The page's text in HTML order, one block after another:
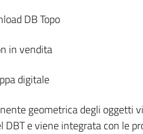
DB Topo
in vendita
digitale
geometrica degli oggetti
DBT e viene integrata con le